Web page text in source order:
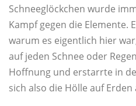
Schneeglöckchen wurde
Kampf gegen die Elemente.
warum es eigentlich hier
auf jeden Schnee oder
Hoffnung und erstarrte in
sich also die Hölle auf